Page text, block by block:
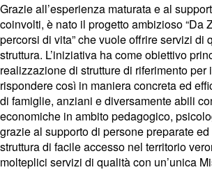
Grazie all’esperienza maturata e al
coinvolti, è nato il progetto ambizioso “Da
percorsi di vita” che vuole offrire servizi di
struttura. L’iniziativa ha come obiettivo
realizzazione di strutture di riferimento
rispondere così in maniera concreta ed
di famiglie, anziani e diversamente abili
economiche in ambito pedagogico,
grazie al supporto di persone preparate
struttura di facile accesso nel territorio
molteplici servizi di qualità con un’unica